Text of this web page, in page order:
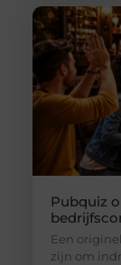
Pubquiz
Een
zijn om